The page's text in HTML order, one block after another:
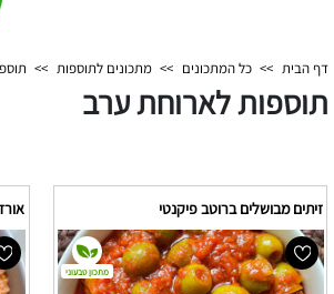
דף הבית >> כל המתכונים >> מתכונים לתוספות >>
תוספות לארוחת ערב
זיתים מבושלים ברוטב פיקנטי
מתכון טבעוני